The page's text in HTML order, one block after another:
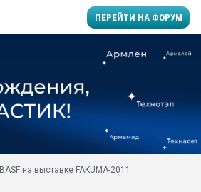
ПЕРЕЙТИ НА ФОРУМ
заводу пластмасс"
Помощь в подборе
BASF на выставке FAKUMA-2011